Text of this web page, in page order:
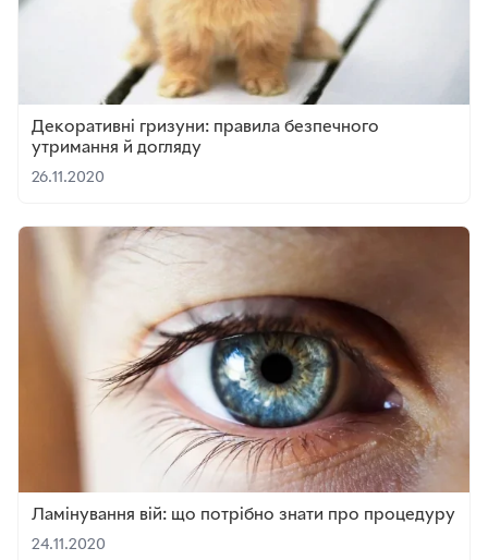
Декоративні гризуни: правила безпечного
утримання й догляду
26.11.2020
Ламінування вій: що потрібно знати про процедуру
24.11.2020